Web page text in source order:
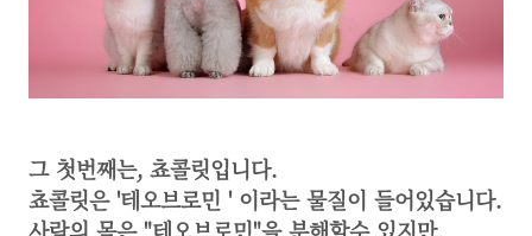
그 첫번째는, 쵸콜릿입니다.
쵸콜릿은 '테오브로민 ' 이라는 물질이 들어있습니다.